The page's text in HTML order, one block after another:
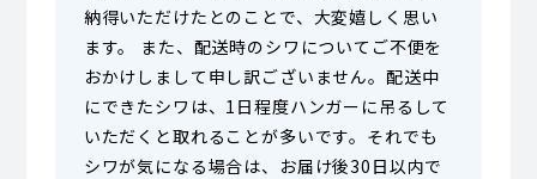
納得いただけたとのことで、大変嬉しく思い
ます。 また、配送時のシワについてご不便を
おかけしまして申し訳ございません。配送中
にできたシワは、1日程度ハンガーに吊るして
いただくと取れることが多いです。それでも
シワが気になる場合は、お届け後30日以内で